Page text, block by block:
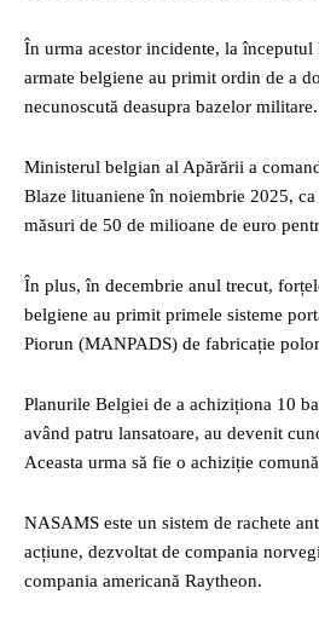
În urma acestor incidente, la
armate belgiene au primit ordin de a
necunoscută deasupra bazelor militare.
Ministerul belgian al Apărării a
Blaze lituaniene în noiembrie 2025, ca
măsuri de 50 de milioane de euro
În plus, în decembrie anul trecut,
belgiene au primit primele sisteme
Piorun (MANPADS) de fabricație
Planurile Belgiei de a achiziționa 10
având patru lansatoare, au devenit
Aceasta urma să fie o achiziție
NASAMS este un sistem de rachete
acțiune, dezvoltat de compania
compania americană Raytheon.